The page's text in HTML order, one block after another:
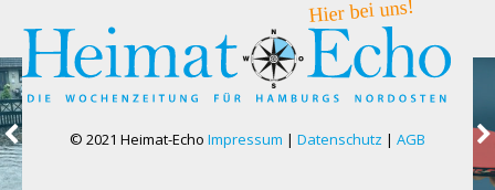
© 2021 Heimat-Echo Impressum | Datenschutz | AGB